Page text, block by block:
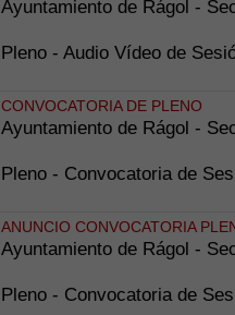
Ayuntamiento de Rágol -
Pleno - Audio Vídeo de
CONVOCATORIA DE PLENO
Ayuntamiento de Rágol -
Pleno - Convocatoria de
ANUNCIO CONVOCATORIA
Ayuntamiento de Rágol -
Pleno - Convocatoria de